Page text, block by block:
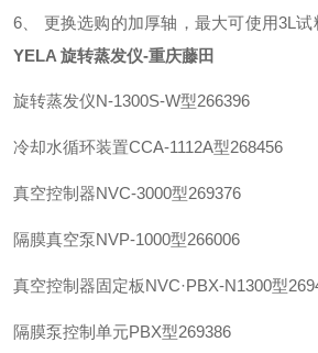
6、 更换选购的加厚轴，最大可使用3L试
YELA 旋转蒸发仪-重庆藤田
旋转蒸发仪N-1300S-W型266396
冷却水循环装置CCA-1112A型268456
真空控制器NVC-3000型269376
隔膜真空泵NVP-1000型266006
真空控制器固定板NVC·PBX-N1300型
隔膜泵控制单元PBX型269386